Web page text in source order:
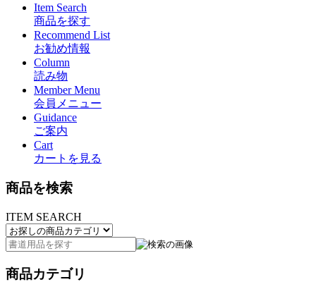
Item Search
商品を探す
Recommend List
お勧め情報
Column
読み物
Member Menu
会員メニュー
Guidance
ご案内
Cart
カートを見る
商品を検索
ITEM SEARCH
商品カテゴリ